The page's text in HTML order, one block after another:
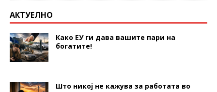
АКТУЕЛНО
Како ЕУ ги дава вашите пари на
богатите!
Што никој не кажува за работата во